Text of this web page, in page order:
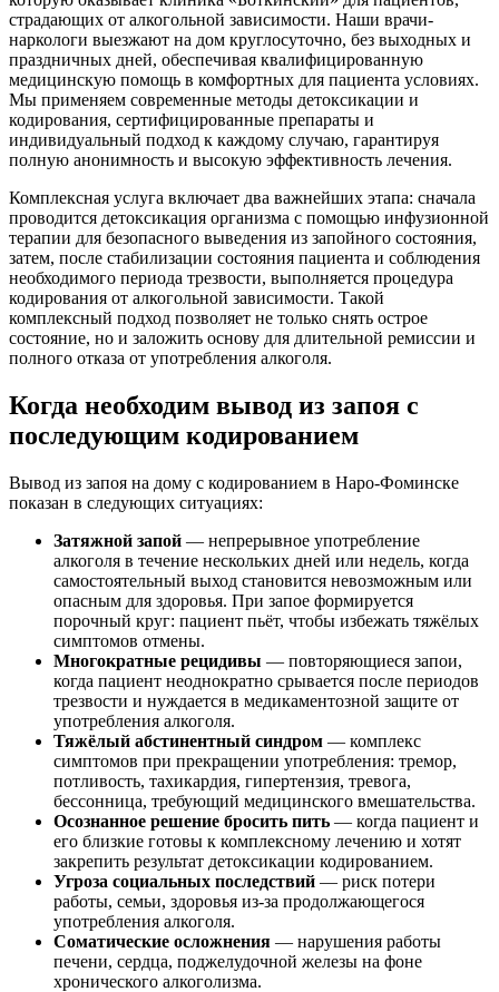
страдающих от алкогольной зависимости. Наши врачи-
наркологи выезжают на дом круглосуточно, без выходных и
праздничных дней, обеспечивая квалифицированную
медицинскую помощь в комфортных для пациента условиях.
Мы применяем современные методы детоксикации и
кодирования, сертифицированные препараты и
индивидуальный подход к каждому случаю, гарантируя
полную анонимность и высокую эффективность лечения.
Комплексная услуга включает два важнейших этапа: сначала
проводится детоксикация организма с помощью инфузионной
терапии для безопасного выведения из запойного состояния,
затем, после стабилизации состояния пациента и соблюдения
необходимого периода трезвости, выполняется процедура
кодирования от алкогольной зависимости. Такой
комплексный подход позволяет не только снять острое
состояние, но и заложить основу для длительной ремиссии и
полного отказа от употребления алкоголя.
Когда необходим вывод из запоя с
последующим кодированием
Вывод из запоя на дому с кодированием в Наро-Фоминске
показан в следующих ситуациях:
Затяжной запой — непрерывное употребление
алкоголя в течение нескольких дней или недель, когда
самостоятельный выход становится невозможным или
опасным для здоровья. При запое формируется
порочный круг: пациент пьёт, чтобы избежать тяжёлых
симптомов отмены.
Многократные рецидивы — повторяющиеся запои,
когда пациент неоднократно срывается после периодов
трезвости и нуждается в медикаментозной защите от
употребления алкоголя.
Тяжёлый абстинентный синдром — комплекс
симптомов при прекращении употребления: тремор,
потливость, тахикардия, гипертензия, тревога,
бессонница, требующий медицинского вмешательства.
Осознанное решение бросить пить — когда пациент и
его близкие готовы к комплексному лечению и хотят
закрепить результат детоксикации кодированием.
Угроза социальных последствий — риск потери
работы, семьи, здоровья из-за продолжающегося
употребления алкоголя.
Соматические осложнения — нарушения работы
печени, сердца, поджелудочной железы на фоне
хронического алкоголизма.